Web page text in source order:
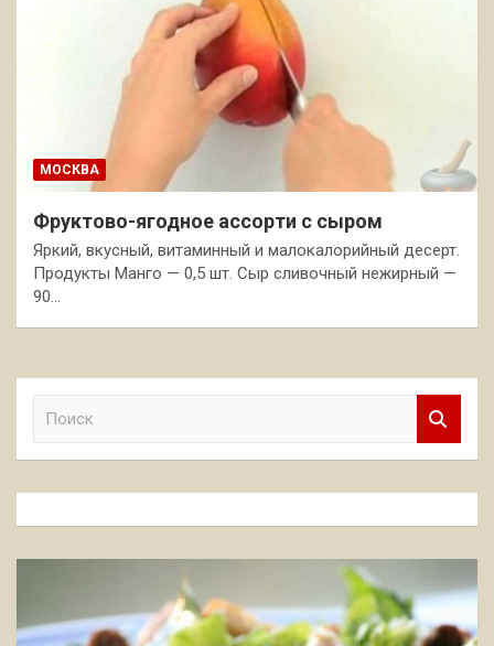
МОСКВА
Фруктово-ягодное ассорти с сыром
Яркий, вкусный, витаминный и малокалорийный десерт.
Продукты Манго — 0,5 шт. Сыр сливочный нежирный —
90…
к